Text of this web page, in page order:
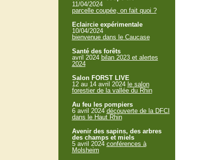
11/04/2024
parcelle coupée, on fait quoi ?
Eclaircie expérimentale
10/04/2024
bienvenue dans le Caucase
Santé des forêts
avril 2024 bilan 2023 et alertes
2024
Salon FORST LIVE
12 au 14 avril 2024 le salon
forestier de la vallée du Rhin
Au feu les pompiers
6 avril 2024 découverte de la DFCI
dans le Haut Rhin
Avenir des sapins, des arbres
des champs et miels
5 avril 2024 conférences à
Molsheim